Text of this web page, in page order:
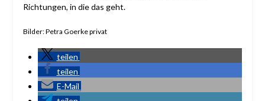
Richtungen, in die das geht.
Bilder: Petra Goerke privat
teilen
teilen
E-Mail